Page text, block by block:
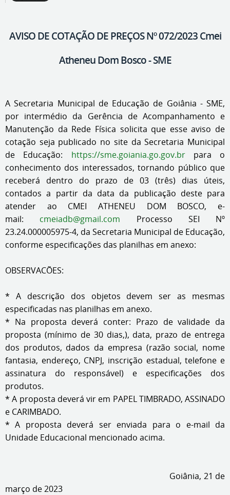
AVISO DE COTAÇÃO DE PREÇOS Nº 072/2023 Cmei
Atheneu Dom Bosco - SME
A Secretaria Municipal de Educação de Goiânia - SME,
por intermédio da Gerência de Acompanhamento e
Manutenção da Rede Física solicita que esse aviso de
cotação seja publicado no site da Secretaria Municipal
de Educação: https://sme.goiania.go.gov.brpara o
conhecimento dos interessados, tornando público que
receberá dentro do prazo de 03 (três) dias úteis,
contados a partir da data da publicação deste para
atender ao CMEI ATHENEU DOM BOSCO, e-
mail: cmeiadb@gmail.com Processo SEI Nº
23.24.000005975-4, da Secretaria Municipal de Educação,
conforme especificações das planilhas em anexo:
OBSERVACÕES:
* A descrição dos objetos devem ser as mesmas
especificadas nas planilhas em anexo.
* Na proposta deverá conter: Prazo de validade da
proposta (mínimo de 30 dias,), data, prazo de entrega
dos produtos, dados da empresa (razão social, nome
fantasia, endereço, CNPJ, inscrição estadual, telefone e
assinatura do responsável) e especificações dos
produtos.
* A proposta deverá vir em PAPEL TIMBRADO, ASSINADO
e CARIMBADO.
* A proposta deverá ser enviada para o e-mail da
Unidade Educacional mencionado acima.
Goiânia, 21 de
março de 2023